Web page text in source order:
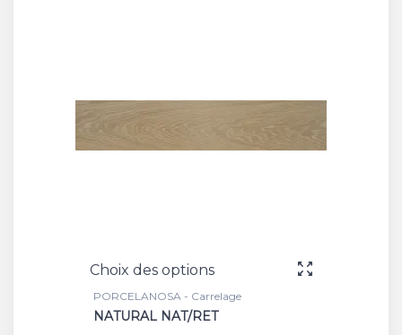
Choix des options
PORCELANOSA - Carrelage
NATURAL NAT/RET